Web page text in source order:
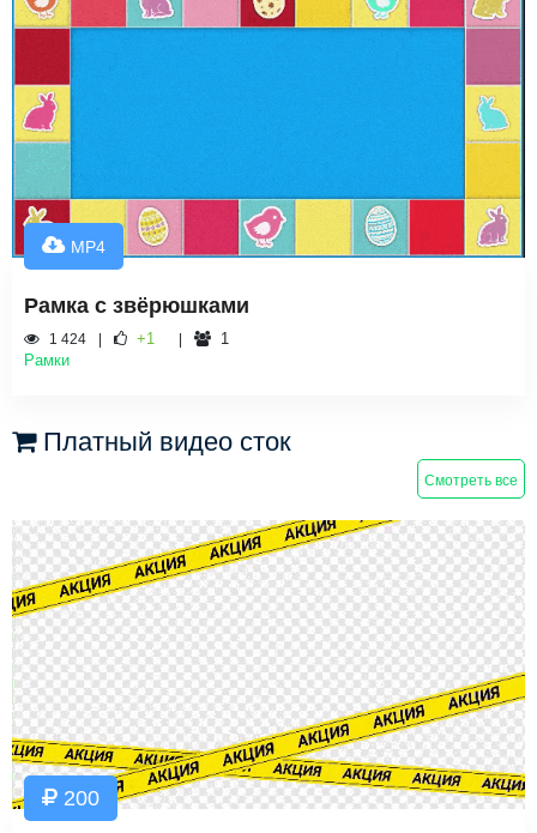
MP4
Рамка с звёрюшками
1 424 +1
1
Рамки
Платный видео сток
Смотреть все
200